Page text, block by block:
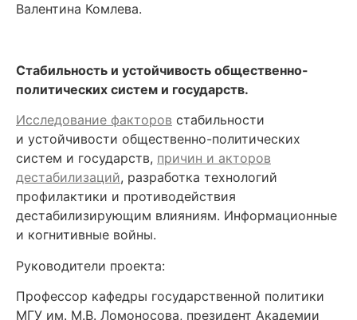
Валентина Комлева.
Стабильность и устойчивость общественно-
политических систем и государств.
Исследование факторов стабильности
и устойчивости общественно-политических
систем и государств, причин и акторов
дестабилизаций, разработка технологий
профилактики и противодействия
дестабилизирующим влияниям. Информационные
и когнитивные войны.
Руководители проекта:
Профессор кафедры государственной политики
МГУ им. М.В. Ломоносова, президент Академии